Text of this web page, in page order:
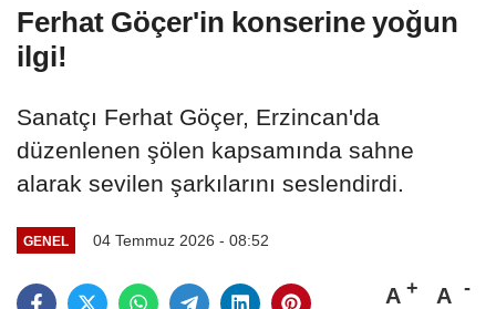
Ferhat Göçer'in konserine yoğun
ilgi!
Sanatçı Ferhat Göçer, Erzincan'da
düzenlenen şölen kapsamında sahne
alarak sevilen şarkılarını seslendirdi.
GENEL 04 Temmuz 2026 - 08:52
A A